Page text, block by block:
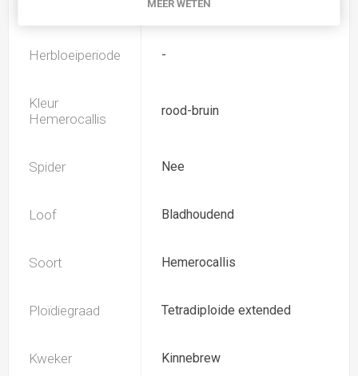
Juni-Juli
Herbloeiperiode -
Kleur
Hemerocallis
rood-bruin
Spider Nee
Loof Bladhoudend
Soort Hemerocallis
Ploïdiegraad Tetradiploide extended
Kweker Kinnebrew
MEER WETEN